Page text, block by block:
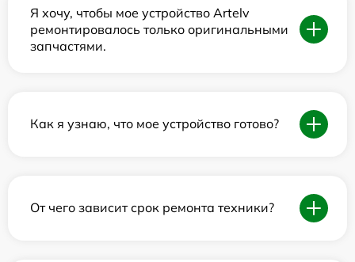
Я хочу, чтобы мое устройство Artelv
ремонтировалось только оригинальными
запчастями.
Как я узнаю, что мое устройство готово?
От чего зависит срок ремонта техники?